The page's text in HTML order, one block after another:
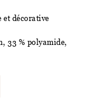
décorative
33 % polyamide,